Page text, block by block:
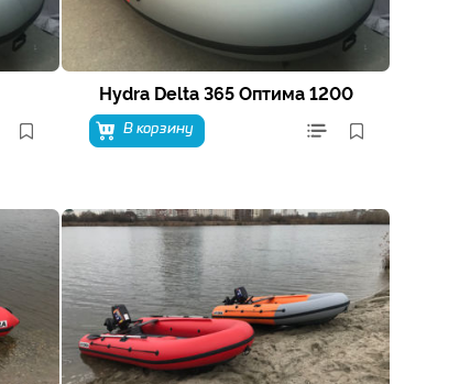
Hydra Delta 365 Оптима 1200
В корзину